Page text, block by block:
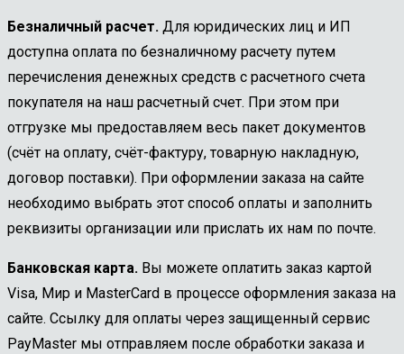
Безналичный расчет. Для юридических лиц и ИП
доступна оплата по безналичному расчету путем
перечисления денежных средств с расчетного счета
покупателя на наш расчетный счет. При этом при
отгрузке мы предоставляем весь пакет документов
(счёт на оплату, счёт-фактуру, товарную накладную,
договор поставки). При оформлении заказа на сайте
необходимо выбрать этот способ оплаты и заполнить
реквизиты организации или прислать их нам по почте.
Банковская карта. Вы можете оплатить заказ картой
Visa, Мир и MasterCard в процессе оформления заказа на
сайте. Ссылку для оплаты через защищенный сервис
PayMaster мы отправляем после обработки заказа и